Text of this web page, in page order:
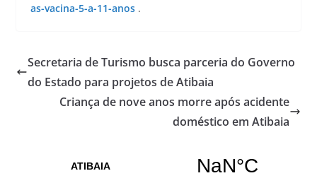
as-vacina-5-a-11-anos.
Secretaria de Turismo busca parceria do Governo
do Estado para projetos de Atibaia
Criança de nove anos morre após acidente
doméstico em Atibaia